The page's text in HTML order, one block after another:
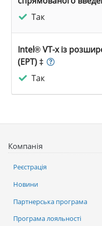
Так
Intel® VT-x із
(EPT) ‡
Так
Компанія
Реєстрація
Новини
Партнерська програма
Програма лояльності